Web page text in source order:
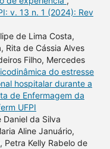
v. 13 n. 1 (2024): Rev
de Lima Costa,
Rita de Cássia Alves
Filho, Mercedes
do estresse
hospitalar durante a
de Enfermagem da
UFPI
Daniel da Silva
Aline Januário,
Petra Kelly Rabelo de